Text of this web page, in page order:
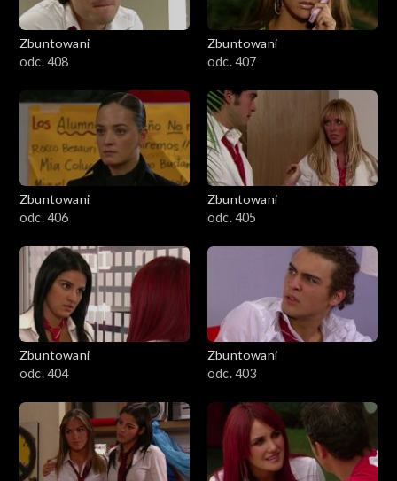
Zbuntowani
odc. 408
Zbuntowani
odc. 407
Zbuntowani
odc. 406
Zbuntowani
odc. 405
Zbuntowani
odc. 404
Zbuntowani
odc. 403